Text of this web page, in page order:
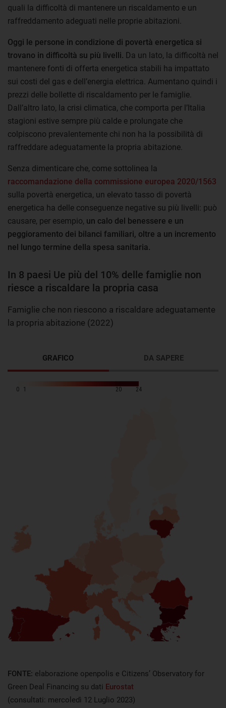
quali la difficoltà di mantenere un riscaldamento e un
raffreddamento adeguati nelle proprie abitazioni.
Oggi le persone in condizione di povertà energetica si
trovano in difficoltà su più livelli. Da un lato, la difficoltà nel
mantenere fonti di offerta energetica stabili ha impattato
sui costi del gas e dell’energia elettrica. Aumentano quindi i
prezzi delle bollette di riscaldamento per le famiglie.
Dall’altro lato, la crisi climatica, che comporta per l’Italia
stagioni estive sempre più calde e prolungate che
colpiscono prevalentemente chi non ha la possibilità di
raffreddare adeguatamente la propria abitazione.
Senza dimenticare che, come sottolinea la
raccomandazione della commissione europea 2020/1563
sulla povertà energetica, un elevato tasso di povertà
energetica ha delle conseguenze negative su più livelli: può
causare, per esempio, un calo del benessere e un
peggioramento dei bilanci familiari, oltre a un incremento
nel lungo termine della spesa sanitaria.
In 8 paesi Ue più del 10% delle famiglie non
riesce a riscaldare la propria casa
Famiglie che non riescono a riscaldare adeguatamente
la propria abitazione (2022)
GRAFICO DA SAPERE
FONTE: elaborazione openpolis e Citizens’ Observatory for
Green Deal Financing su dati Eurostat
(consultati: mercoledì 12 Luglio 2023)